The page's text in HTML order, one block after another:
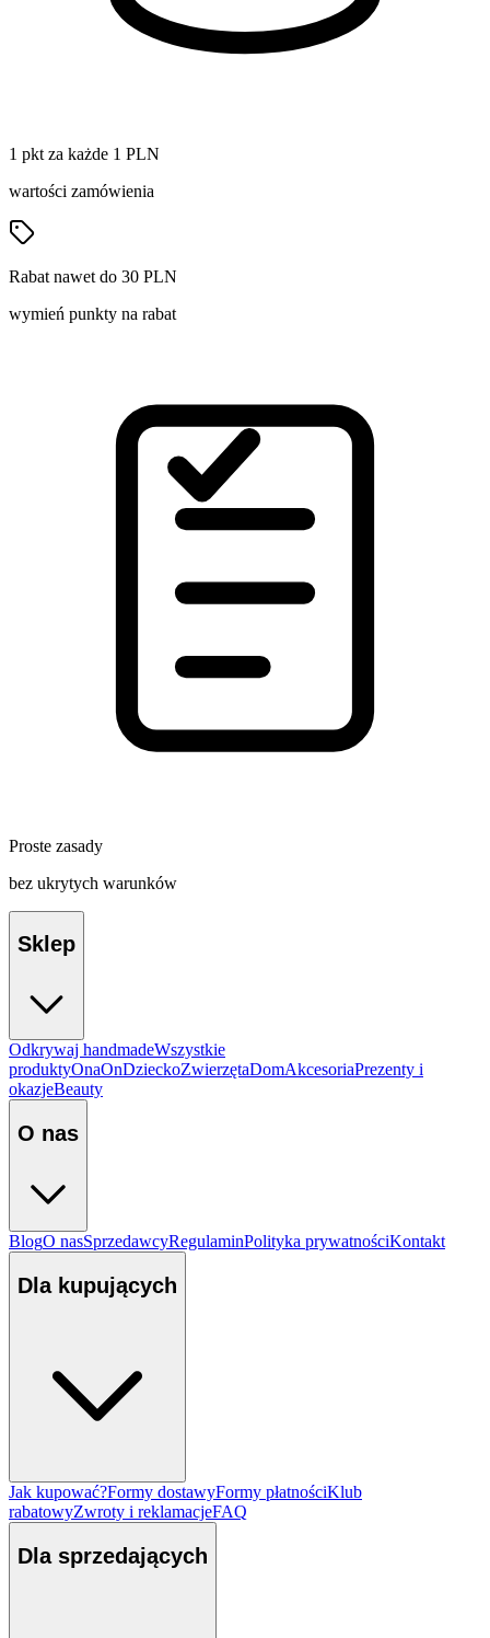
1 pkt za każde 1 PLN
wartości zamówienia
Rabat nawet do 30 PLN
wymień punkty na rabat
Proste zasady
bez ukrytych warunków
Sklep
Odkrywaj handmadeWszystkie
produktyOnaOnDzieckoZwierzętaDomAkcesoriaPrezenty i
okazjeBeauty
O nas
BlogO nasSprzedawcyRegulaminPolityka prywatnościKontakt
Dla kupujących
Jak kupować?Formy dostawyFormy płatnościKlub
rabatowyZwroty i reklamacjeFAQ
Dla sprzedających